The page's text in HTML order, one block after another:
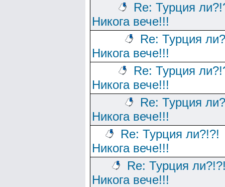
Re: Турция
Никога вече!!!
Re: Турция
Никога вече!!!
Re: Турция
Никога вече!!!
Re: Турция
Никога вече!!!
Re: Турция ли?!?!
Никога вече!!!
Re: Турция
Никога вече!!!